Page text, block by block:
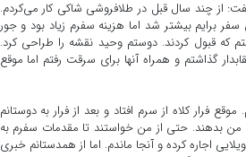
از چند سال قبل در طلافروشی شاکی کار می‌کردم.
سفر برایم بیشتر شد اما هزینه سفرم زیاد بود و جور
که قبول کردند. دوستم وحید نقشه را طراحی کرد.
گذاشتم و همراه آنها برای سرقت رفتم اما موقع
فرار کلاه از سرم افتاد و بعد از فرار به دوستانم
من بدهند. حتی از من خواستند تا مقدمات سفرم به
اجاره کرده و آنجا ماندم. اما از همدستانم خبری